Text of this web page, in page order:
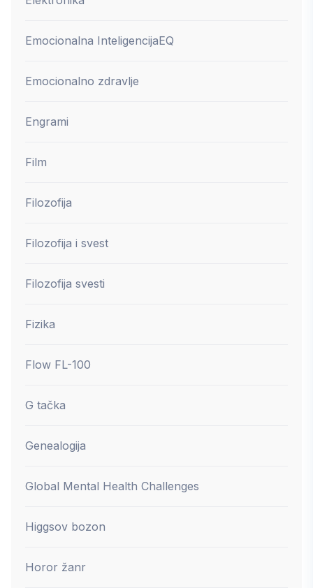
Emocionalna InteligencijaEQ
Emocionalno zdravlje
Engrami
Film
Filozofija
Filozofija i svest
Filozofija svesti
Fizika
Flow FL-100
G tačka
Genealogija
Global Mental Health Challenges
Higgsov bozon
Horor žanr